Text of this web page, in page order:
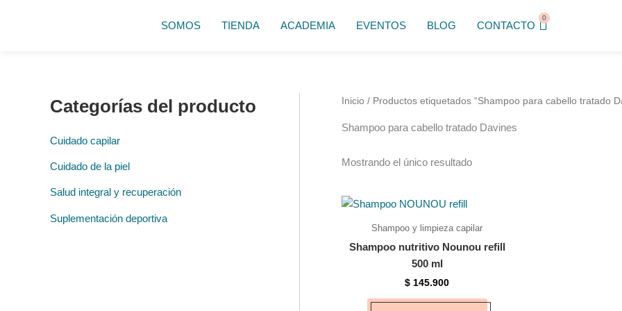
SOMOS TIENDA ACADEMIA EVENTOS BLOG CONTACTO
0
Cart
Categorías del producto
Cuidado capilar
Cuidado de la piel
Salud integral y recuperación
Suplementación deportiva
Inicio / Productos etiquetados “Shampoo para cabello tratado
Shampoo para cabello tratado Davines
Mostrando el único resultado
Shampoo y limpieza capilar
Shampoo nutritivo Nounou refill
500 ml
$ 145.900